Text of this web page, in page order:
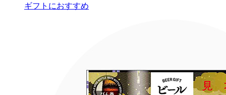
ギフトにおすすめ